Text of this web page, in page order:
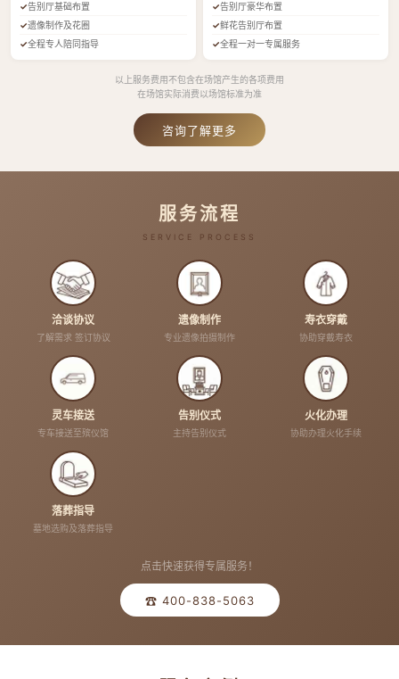
告别厅基础布置
遗像制作及花圈
全程专人陪同指导
告别厅豪华布置
鲜花告别厅布置
全程一对一专属服务
以上服务费用不包含在场馆产生的各项费用
在场馆实际消费以场馆标准为准
咨询了解更多
服务流程
SERVICE PROCESS
洽谈协议
了解需求 签订协议
遗像制作
专业遗像拍摄制作
寿衣穿戴
协助穿戴寿衣
灵车接送
专车接送至殡仪馆
告别仪式
主持告别仪式
火化办理
协助办理火化手续
落葬指导
墓地选购及落葬指导
点击快速获得专属服务！
☎ 400-838-5063